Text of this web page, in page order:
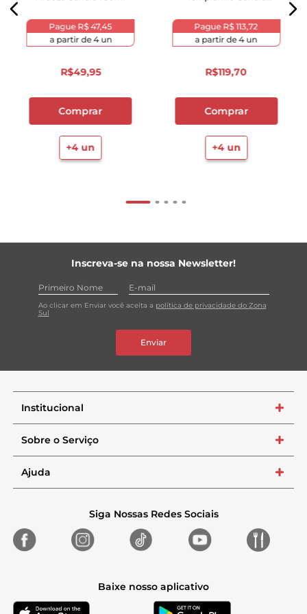
Pague R$ 47,45
a partir de4un
R$49,95
Comprar
+4un
Pague R$ 113,72
a partir de4un
R$119,70
Comprar
+4un
Inscreva-se na nossa Newsletter!
Ao clicar em Enviar você aceita a política de privacidade do Zona
Sul
Enviar
Institucional +
Sobre o Serviço +
Ajuda +
Siga Nossas Redes Sociais
Baixe nosso aplicativo